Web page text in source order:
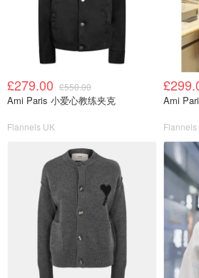
£279.00 £550.00
Ami Paris 小爱心教练夹克
Flannels UK
Ami
Flannels